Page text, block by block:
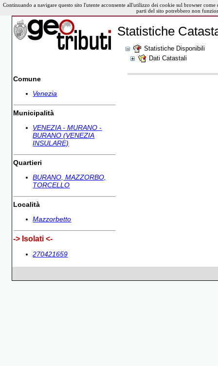
Comune
Venezia
Municipalità
VENEZIA - MURANO -
BURANO (VENEZIA
INSULARE)
Quartieri
BURANO, MAZZORBO,
TORCELLO
Località
Mazzorbetto
-> Isolati <-
270421659
Statistiche
Statistiche Disponibili
Dati Catastali
Continuando a navigare questo sito l'utente acconsente all'utilizzo dei cookie sul browser
parti del sito potrebbero non